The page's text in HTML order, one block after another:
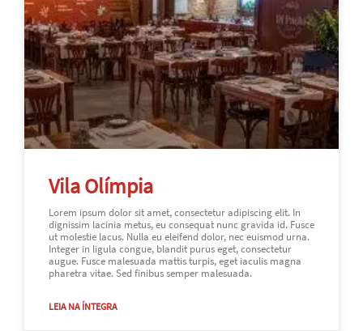
Vila Olímpia
Lorem ipsum dolor sit amet, consectetur adipiscing elit. In
dignissim lacinia metus, eu consequat nunc gravida id. Fusce
ut molestie lacus. Nulla eu eleifend dolor, nec euismod urna.
Integer in ligula congue, blandit purus eget, consectetur
augue. Fusce malesuada mattis turpis, eget iaculis magna
pharetra vitae. Sed finibus semper malesuada.
LEIA NA ÍNTEGRA